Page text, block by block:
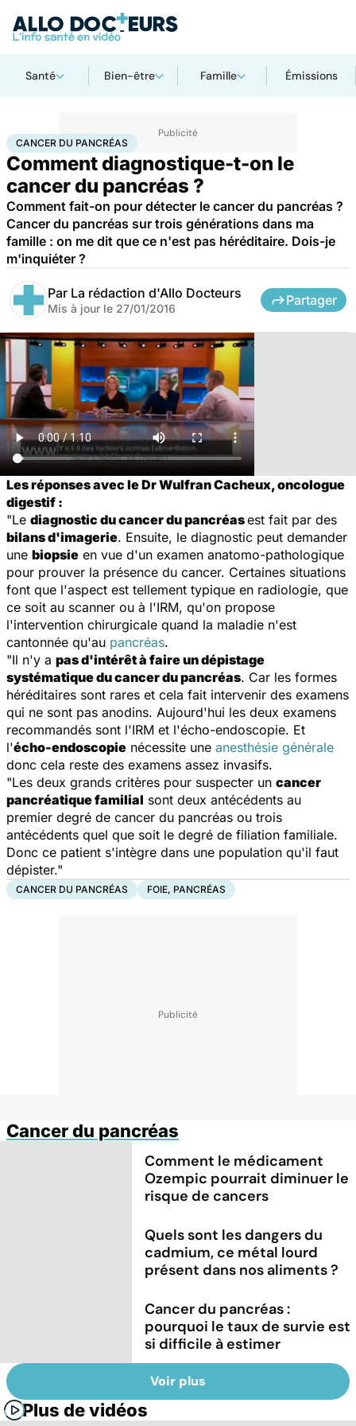
Santé Bien-être Famille Émissions
AccueilSanté MaladiesCancer Cancer du pancréas
CANCER DU PANCRÉAS
Comment diagnostique-t-on le
cancer du pancréas ?
Comment fait-on pour détecter le cancer du pancréas ?
Cancer du pancréas sur trois générations dans ma
famille : on me dit que ce n'est pas héréditaire. Dois-je
m'inquiéter ?
Par La rédaction d'Allo Docteurs
Mis à jour le 27/01/2016
Partager
Les réponses avec le Dr Wulfran Cacheux, oncologue
digestif :
"Le diagnostic du cancer du pancréasest fait par des
bilans d'imagerie. Ensuite, le diagnostic peut demander
une biopsie en vue d'un examen anatomo-pathologique
pour prouver la présence du cancer. Certaines situations
font que l'aspect est tellement typique en radiologie, que
ce soit au scanner ou à l'IRM, qu'on propose
l'intervention chirurgicale quand la maladie n'est
cantonnée qu'au pancréas.
"Il n'y a pas d'intérêt à faire un dépistage
systématique du cancer du pancréas. Car les formes
héréditaires sont rares et cela fait intervenir des examens
qui ne sont pas anodins. Aujourd'hui les deux examens
recommandés sont l'IRM et l'écho-endoscopie. Et
l'écho-endoscopie nécessite une anesthésie générale
donc cela reste des examens assez invasifs.
"Les deux grands critères pour suspecter un cancer
pancréatique familial sont deux antécédents au
premier degré de cancer du pancréas ou trois
antécédents quel que soit le degré de filiation familiale.
Donc ce patient s'intègre dans une population qu'il faut
dépister."
CANCER DU PANCRÉAS FOIE, PANCRÉAS
Cancer du pancréas
Comment le médicament
Ozempic pourrait diminuer le
risque de cancers
Quels sont les dangers du
cadmium, ce métal lourd
présent dans nos aliments ?
Cancer du pancréas :
pourquoi le taux de survie est
si difficile à estimer
Voir plus
Plus de vidéos